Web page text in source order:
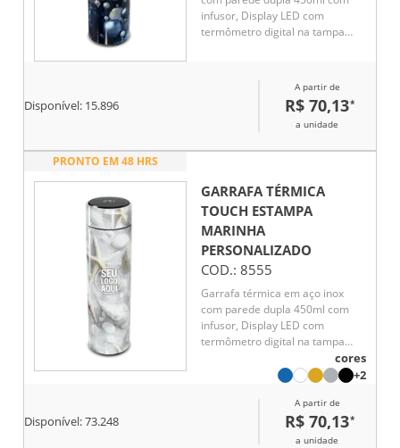
infusor, Display LED com
termômetro digital na tampa
Disponível: 15.896
A partir de
R$ 70,13*
a unidade
PRONTO EM 48 HRS
GARRAFA TÉRMICA
TOUCH ESTAMPA
MARINHA
PERSONALIZADO
COD.: 8555
Garrafa térmica em aço inox
com parede dupla 450ml com
infusor, Display LED com
termômetro digital na tampa
para indicar a temperatura do
líquido, Conserva líquido quente
cores
+2
Disponível:73.248
A partir de
R$ 70,13*
a unidade